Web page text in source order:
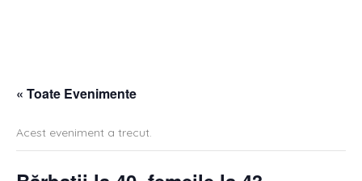
« Toate Evenimente
Acest eveniment a trecut.